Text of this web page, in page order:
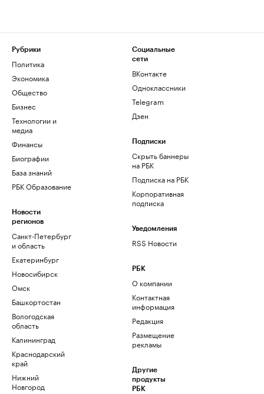
Рубрики
Политика
Экономика
Общество
Бизнес
Технологии и
медиа
Финансы
Биографии
База знаний
РБК Образование
Новости
регионов
Санкт-Петербург
и область
Екатеринбург
Новосибирск
Омск
Башкортостан
Вологодская
область
Калининград
Краснодарский
край
Нижний
Новгород
Социальные
сети
ВКонтакте
Одноклассники
Telegram
Дзен
Подписки
Скрыть баннеры
на РБК
Подписка на РБК
Корпоративная
подписка
Уведомления
RSS Новости
РБК
О компании
Контактная
информация
Редакция
Размещение
рекламы
Другие
продукты
РБК